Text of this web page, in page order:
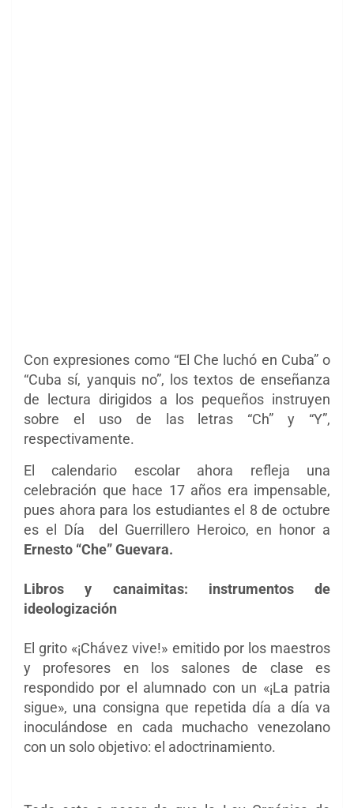
Con expresiones como “El Che luchó en Cuba” o
“Cuba sí, yanquis no”, los textos de enseñanza
de lectura dirigidos a los pequeños instruyen
sobre el uso de las letras “Ch” y “Y”,
respectivamente.
El calendario escolar ahora refleja una
celebración que hace 17 años era impensable,
pues ahora para los estudiantes el 8 de octubre
es el Día del Guerrillero Heroico, en honor a
Ernesto “Che” Guevara.
Libros y canaimitas: instrumentos de
ideologización
El grito «¡Chávez vive!» emitido por los maestros
y profesores en los salones de clase es
respondido por el alumnado con un «¡La patria
sigue», una consigna que repetida día a día va
inoculándose en cada muchacho venezolano
con un solo objetivo: el adoctrinamiento.